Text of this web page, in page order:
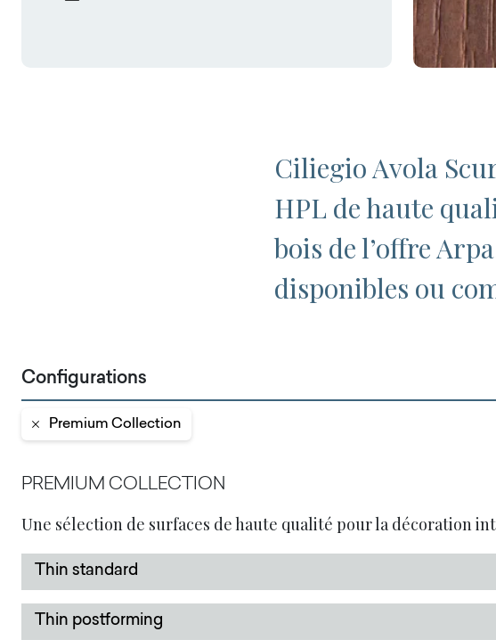
Ciliegio Avola
HPL de haute
bois de l’offre
disponibles ou
Configurations
Premium Collection
PREMIUM COLLECTION
Une sélection de surfaces de haute qualité pour la décoration
Thin standard
Thin postforming